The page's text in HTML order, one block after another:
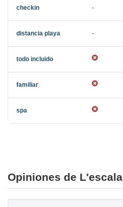
-
-
Opiniones de L'escala